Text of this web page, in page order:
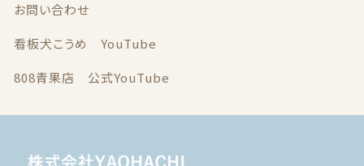
お問い合わせ
看板犬こうめ YouTube
808青果店 公式YouTube